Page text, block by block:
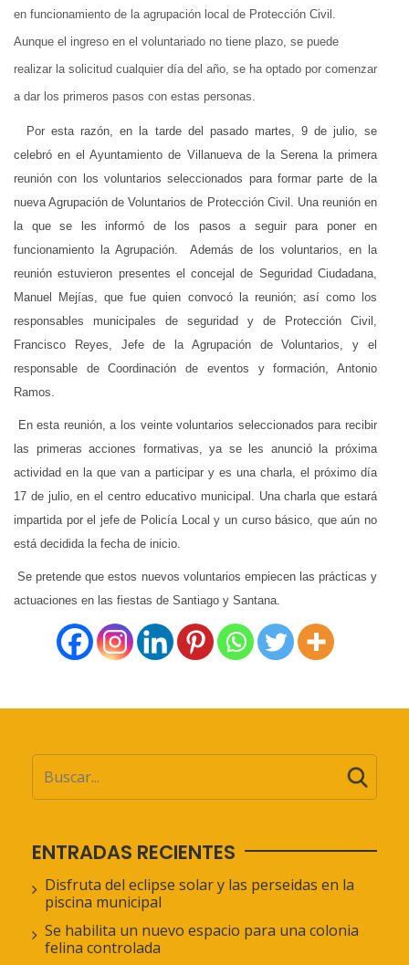
en funcionamiento de la agrupación local de Protección Civil.
Aunque el ingreso en el voluntariado no tiene plazo, se puede
realizar la solicitud cualquier día del año, se ha optado por comenzar
a dar los primeros pasos con estas personas.
Por esta razón, en la tarde del pasado martes, 9 de julio, se
celebró en el Ayuntamiento de Villanueva de la Serena la primera
reunión con los voluntarios seleccionados para formar parte de la
nueva Agrupación de Voluntarios de Protección Civil. Una reunión en
la que se les informó de los pasos a seguir para poner en
funcionamiento la Agrupación. Además de los voluntarios, en la
reunión estuvieron presentes el concejal de Seguridad Ciudadana,
Manuel Mejías, que fue quien convocó la reunión; así como los
responsables municipales de seguridad y de Protección Civil,
Francisco Reyes, Jefe de la Agrupación de Voluntarios, y el
responsable de Coordinación de eventos y formación, Antonio
Ramos.
En esta reunión, a los veinte voluntarios seleccionados para recibir
las primeras acciones formativas, ya se les anunció la próxima
actividad en la que van a participar y es una charla, el próximo día
17 de julio, en el centro educativo municipal. Una charla que estará
impartida por el jefe de Policía Local y un curso básico, que aún no
está decidida la fecha de inicio.
Se pretende que estos nuevos voluntarios empiecen las prácticas y
actuaciones en las fiestas de Santiago y Santana.
ENTRADAS RECIENTES
Disfruta del eclipse solar y las perseidas en la
piscina municipal
Se habilita un nuevo espacio para una colonia
felina controlada